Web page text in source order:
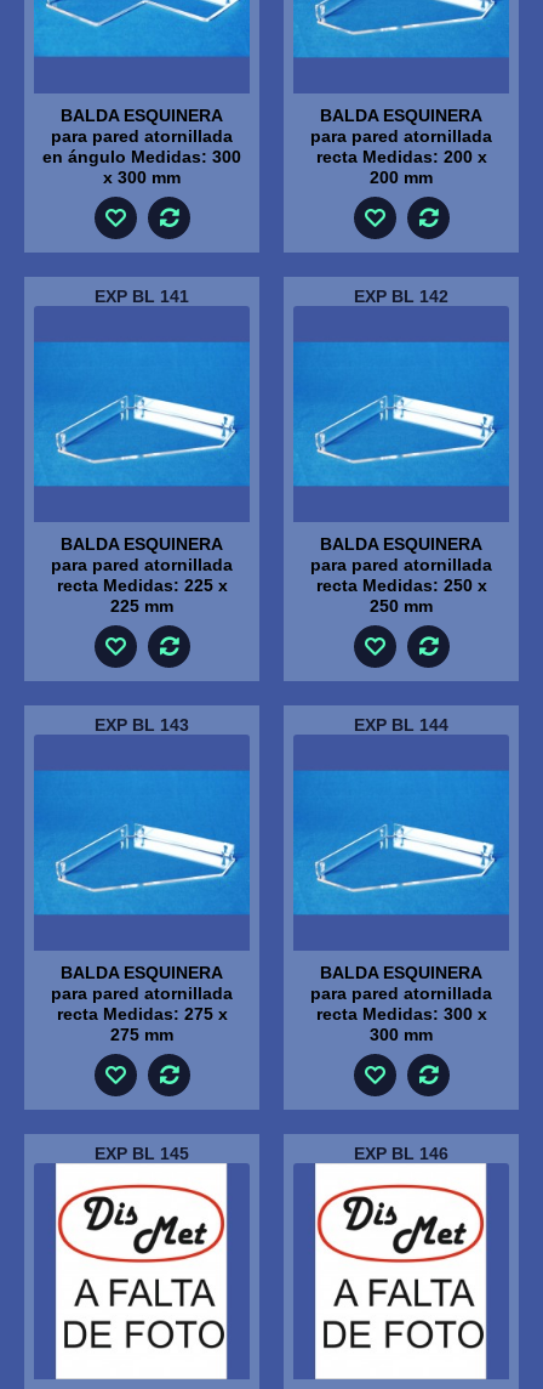
BALDA ESQUINERA
para pared atornillada
en ángulo Medidas: 300
x 300 mm
BALDA ESQUINERA
para pared atornillada
recta Medidas: 200 x
200 mm
EXP BL 141
BALDA ESQUINERA
para pared atornillada
recta Medidas: 225 x
225 mm
EXP BL 142
BALDA ESQUINERA
para pared atornillada
recta Medidas: 250 x
250 mm
EXP BL 143
BALDA ESQUINERA
para pared atornillada
recta Medidas: 275 x
275 mm
EXP BL 144
BALDA ESQUINERA
para pared atornillada
recta Medidas: 300 x
300 mm
EXP BL 145 EXP BL 146